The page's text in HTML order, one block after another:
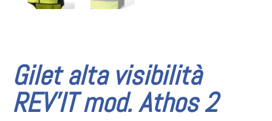
Gilet alta visibilità
REV’IT mod. Athos 2